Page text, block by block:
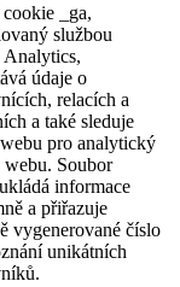
_ga,
službou
Analytics,
údaje o
relacích a
a také sleduje
pro analytický
webu. Soubor
informace
a přiřazuje
vygenerované číslo
unikátních